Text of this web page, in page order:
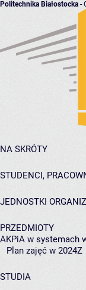
Politechnika Białostocka -
NA SKRÓTY
STUDENCI,
JEDNOSTKI
PRZEDMIOTY
AKPiA w systemach
Plan zajęć w 2024Z
STUDIA